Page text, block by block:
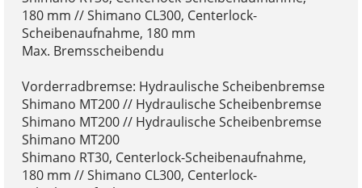
180 mm // Shimano CL300, Centerlock-
Scheibenaufnahme, 180 mm
Max. Bremsscheibendu
Vorderradbremse: Hydraulische Scheibenbremse
Shimano MT200 // Hydraulische Scheibenbremse
Shimano MT200 // Hydraulische Scheibenbremse
Shimano MT200
Shimano RT30, Centerlock-Scheibenaufnahme,
180 mm // Shimano CL300, Centerlock-